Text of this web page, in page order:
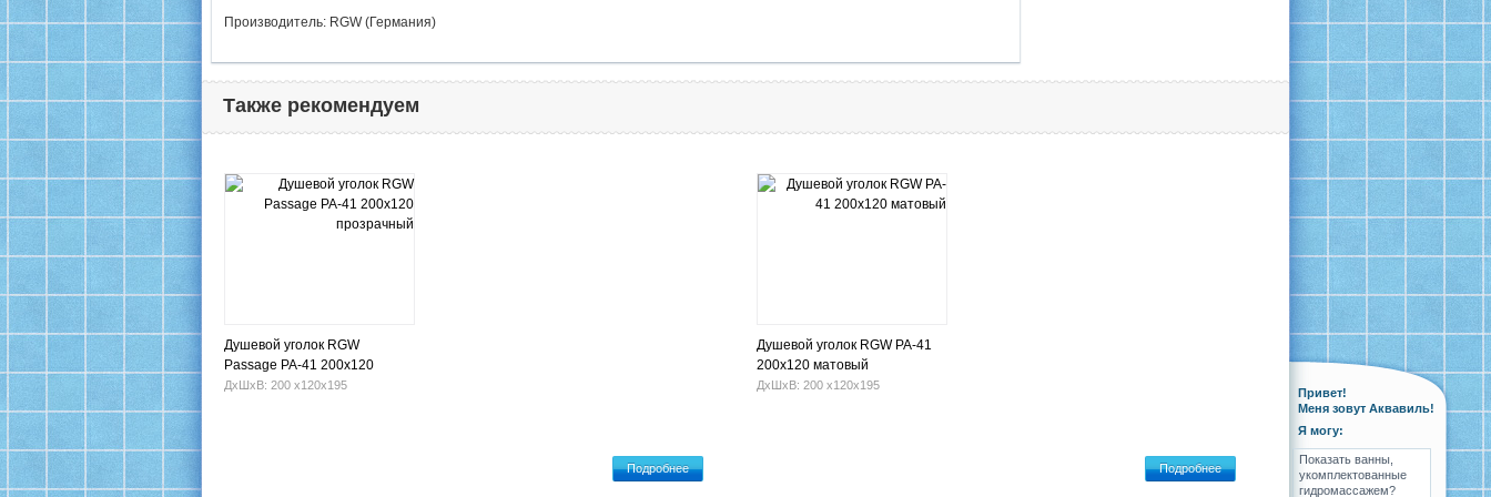
Производитель: RGW (Германия)
Также рекомендуем
Душевой уголок RGW
Passage PA-41 200х120
прозрачный
ДхШхВ: 200 х120х195
Подробнее
Душевой уголок RGW PA-41
200x120 матовый
ДхШхВ: 200 х120х195
Подробнее
Привет!
Меня зовут Аквавиль!
Я могу:
Показать ванны,
укомплектованные
гидромассажем?